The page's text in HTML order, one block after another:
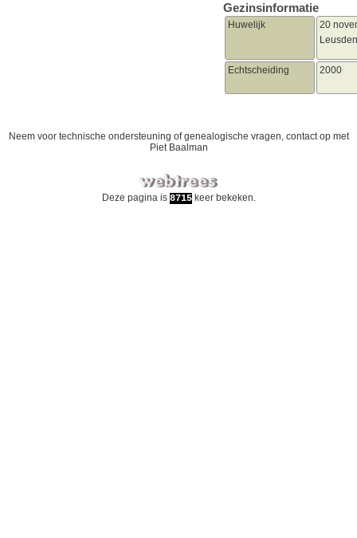
Gezinsinformatie
Huwelijk
20
Leusden
Echtscheiding 2000
Neem voor technische ondersteuning of genealogische vragen, contact op met
Piet Baalman
Deze pagina is 8715keer bekeken.